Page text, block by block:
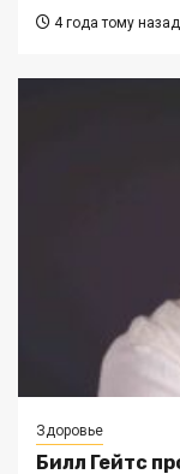
4 года тому назад
Здоровье
Билл Гейтс